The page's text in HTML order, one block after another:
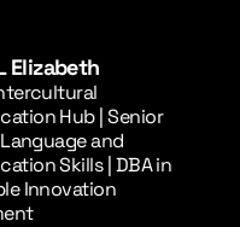
Elizabeth
Hub | Senior
and
Skills | DBA in
Innovation